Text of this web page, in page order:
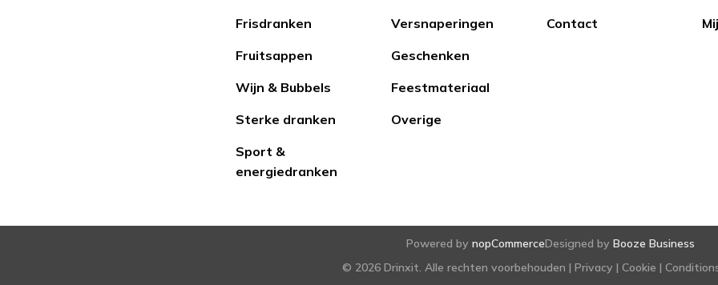
Frisdranken
Fruitsappen
Wijn & Bubbels
Sterke dranken
Sport &
energiedranken
Versnaperingen
Geschenken
Feestmateriaal
Overige
Contact
Powered by nopCommerceDesigned by Booze Business
© 2026 Drinxit. Alle rechten voorbehouden | Privacy | Cookie |